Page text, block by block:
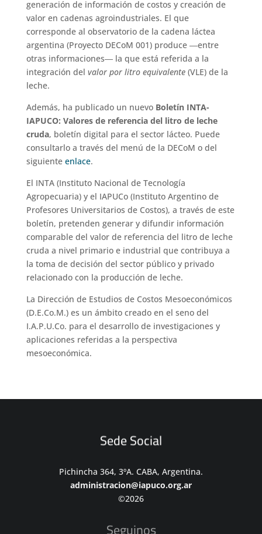
generación de información de costos y creación de
valor en cadenas agroindustriales. El que
corresponde al observatorio de la cadena láctea
argentina (Proyecto DECoM 001) produce ―entre
otras informaciones― la que está referida a la
integración del valor por litro equivalente(VLE) de la
leche.
Además, ha publicado un nuevo Boletín INTA-
IAPUCO: Valores de referencia del litro de leche
cruda, boletín digital para el sector lácteo. Puede
consultarlo a través del menú de la DECoM o del
siguiente enlace.
El INTA (Instituto Nacional de Tecnología
Agropecuaria) y el IAPUCo (Instituto Argentino de
Profesores Universitarios de Costos), a través de este
boletín, pretenden generar y difundir información
comparable del valor de referencia del litro de leche
cruda a nivel primario e industrial que contribuya a
la toma de decisión del sector público y privado
relacionado con la producción de leche.
La Dirección de Estudios de Costos Mesoeconómicos
(D.E.Co.M.) es un ámbito creado en el seno del
I.A.P.U.Co. para el desarrollo de investigaciones y
aplicaciones referidas a la perspectiva
mesoeconómica.
Sede Social
Pichincha 364, 3ºA. CABA, Argentina.
administracion@iapuco.org.ar
©2026